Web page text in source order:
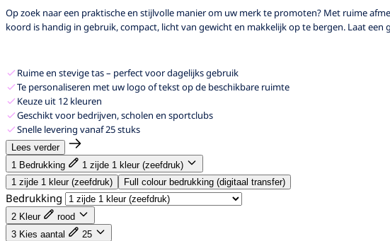
Op zoek naar een praktische en stijlvolle manier om uw merk te promoten? Met ruime
koord is handig in gebruik, compact, licht van gewicht en makkelijk op te bergen. Laat
Ruime en stevige tas – perfect voor dagelijks gebruik
Te personaliseren met uw logo of tekst op de beschikbare ruimte
Keuze uit 12 kleuren
Geschikt voor bedrijven, scholen en sportclubs
Snelle levering vanaf 25 stuks
Lees verder
1 Bedrukking
1 zijde 1 kleur (zeefdruk)
1 zijde 1 kleur (zeefdruk)
Full colour bedrukking (digitaal transfer)
Bedrukking
2 Kleur
rood
3 Kies aantal
25